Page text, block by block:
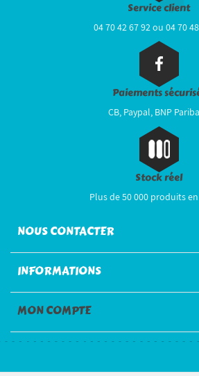
Service client
04 70 42 67 92 ou 04 70
Paiements
CB, Paypal, BNP
Stock réel
Plus de 50 000 produits
NOUS CONTACTER
INFORMATIONS
MON COMPTE